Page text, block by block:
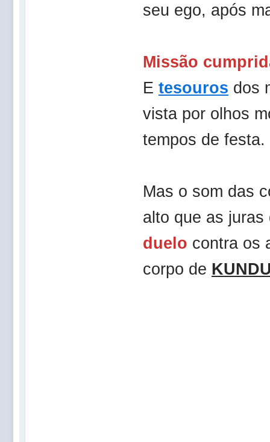
seu ego, após
Missão
E tesouros dos
vista por olhos
tempos de festa.
Mas o som das
alto que as
duelo contra os
corpo de